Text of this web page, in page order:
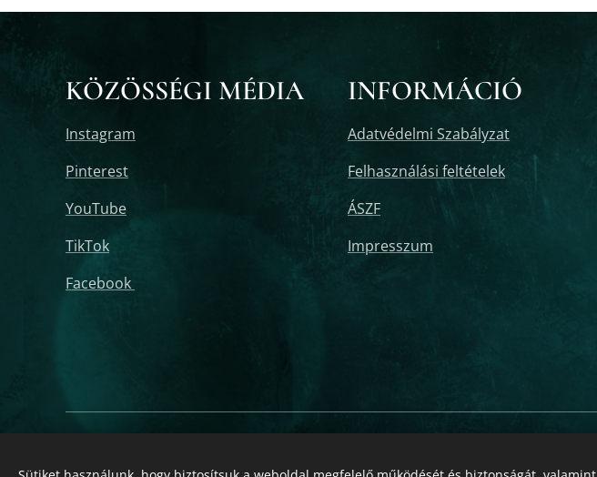
KÖZÖSSÉGI MÉDIA
Instagram
Pinterest
YouTube
TikTok
Facebook
INFORMÁCIÓ
Adatvédelmi Szabályzat
Felhasználási feltételek
ÁSZF
Impresszum